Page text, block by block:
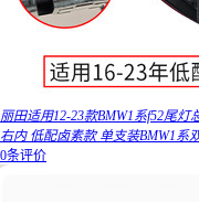
丽田适用12-23款BMW1系f52尾灯
右内 低配卤素款 单支装BMW1系
0条评价